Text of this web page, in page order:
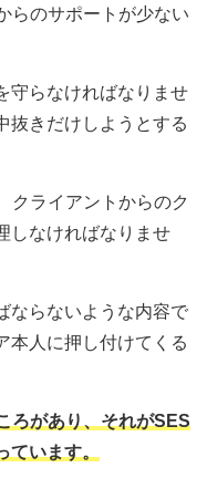
らのサポートが少ない
守らなければなりませ
抜きだけしようとする
クライアントからのク
しなければなりませ
ならないような内容で
本人に押し付けてくる
ろがあり、それがSES
ています。